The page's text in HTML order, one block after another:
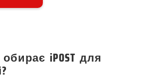
iPOST для